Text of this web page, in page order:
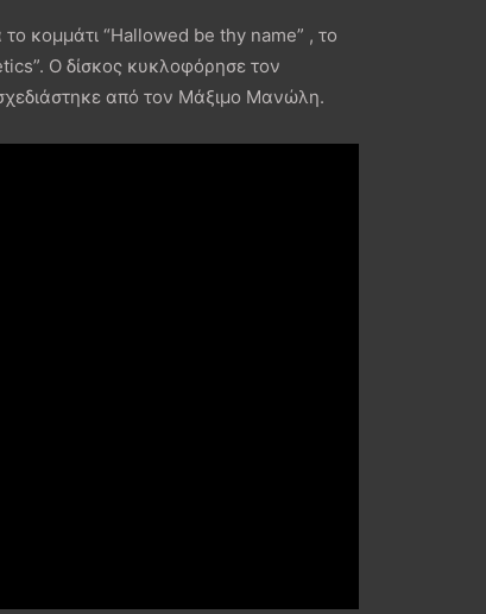
κομμάτι “Hallowed be thy name” , το
Ο δίσκος κυκλοφόρησε τον
από τον Μάξιμο Μανώλη.